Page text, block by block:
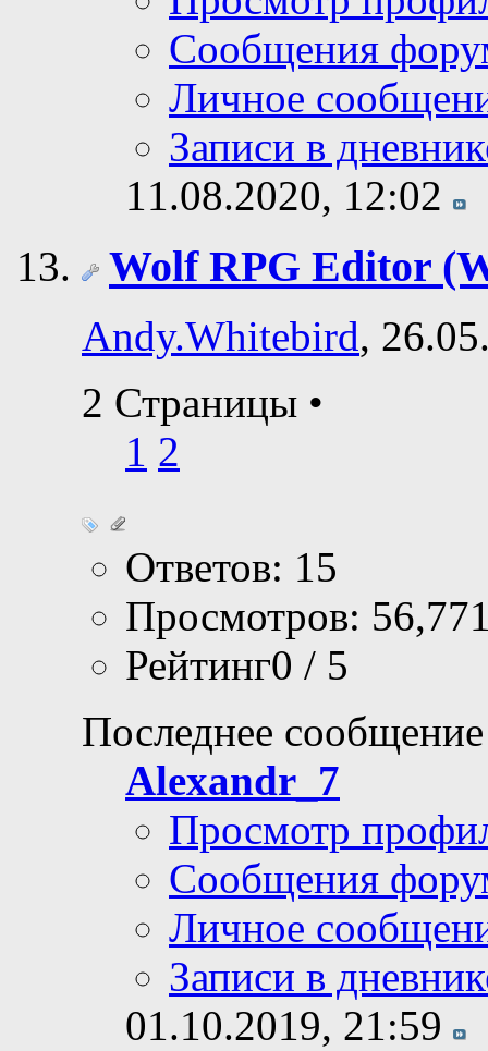
Сообщения
Личное
Записи в
11.08.2020, 12:02
Wolf RPG Editor
Andy.Whitebird,
2 Страницы •
1 2
Ответов: 15
Просмотров:
Рейтинг0 / 5
Последнее
Alexandr_7
Просмотр
Сообщения
Личное
Записи в
01.10.2019, 21:59